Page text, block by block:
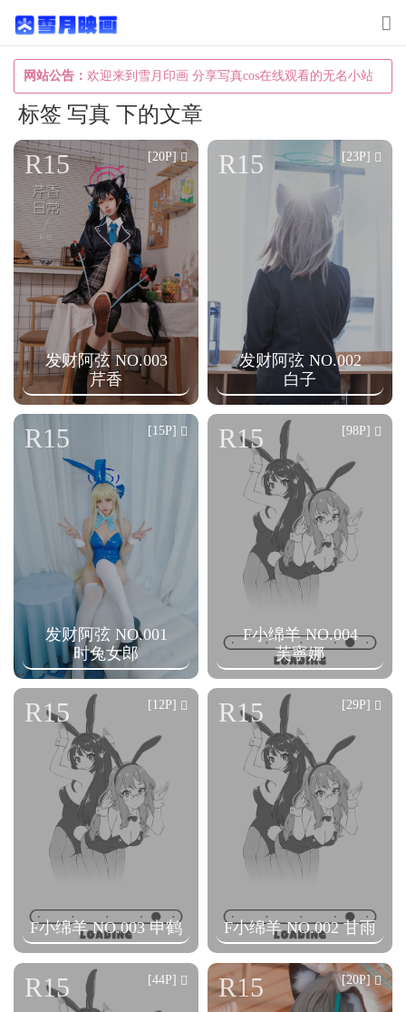
网站公告： 欢迎来到雪月印画 分享写真cos在线观看的无名小站
T
o
e
t
i
o
n
标签 写真 下的文章
发财阿弦 NO.003
芹香
R15 [20P]
发财阿弦 NO.002
白子
R15 [23P]
发财阿弦 NO.001
时兔女郎
R15 [15P]
F小绵羊 NO.004
芙寧娜
R15 [98P]
F小绵羊 NO.003 申鹤
R15 [12P]
F小绵羊 NO.002 甘雨
R15 [29P]
R15 [44P] R15 [20P]